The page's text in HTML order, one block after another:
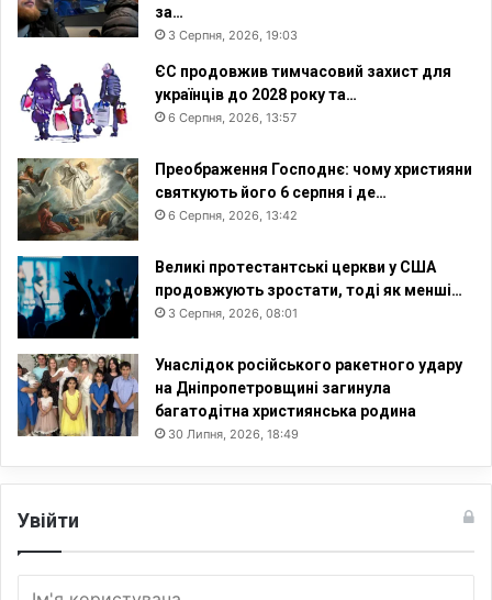
за…
3 Серпня, 2026, 19:03
ЄС продовжив тимчасовий захист для
українців до 2028 року та…
6 Серпня, 2026, 13:57
Преображення Господнє: чому християни
святкують його 6 серпня і де…
6 Серпня, 2026, 13:42
Великі протестантські церкви у США
продовжують зростати, тоді як менші…
3 Серпня, 2026, 08:01
Унаслідок російського ракетного удару
на Дніпропетровщині загинула
багатодітна християнська родина
30 Липня, 2026, 18:49
Увійти